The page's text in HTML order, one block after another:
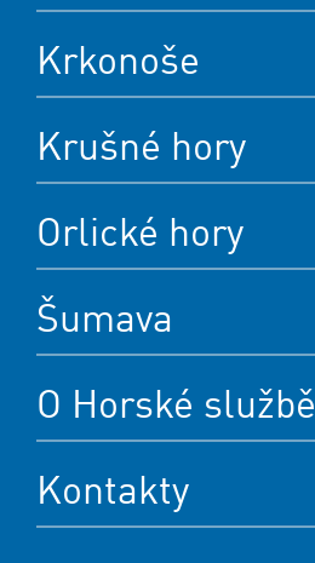
Krkonoše
Krušné hory
Orlické hory
Šumava
O Horské službě
Kontakty